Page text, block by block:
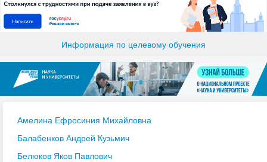
Информация по целевому обучения
Амелина Ефросиния Михайловна
Балабенков Андрей Кузьмич
Белюков Яков Павлович